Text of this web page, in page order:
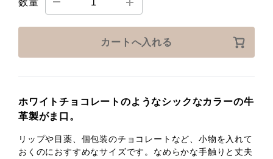
数量
カートへ入れる
ホワイトチョコレートのようなシックなカラーの牛
革製がま口。
リップや目薬、個包装のチョコレートなど、小物を入れて
おくのにおすすめなサイズです。なめらかな手触りと丈夫